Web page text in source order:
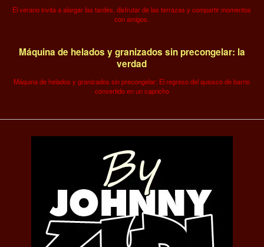
El verano invita a alargar las tardes, disfrutar de las terrazas y compartir momentos
con amigos.
Máquina de helados y granizados sin precongelar: la
verdad
Máquina de helados y granizados sin precongelar: El regreso del quiosco de barrio
convertido en un capricho